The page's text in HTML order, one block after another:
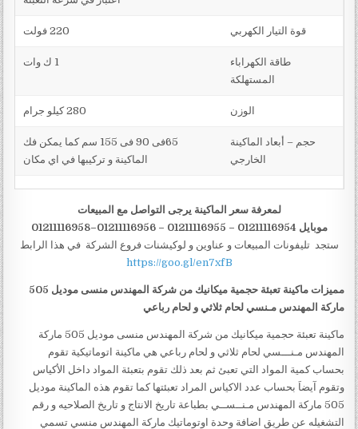
قوة التيار الكهربي
طاقة الكهراباء
المستهلكة
1 ك وات
الوزن 280 كيلو جرام
حجم – أبعاد الماكينة
الخارجي
65فى 90 فى 155 سم كما يمكن فك
الماكينة و تركيبها في اي مكان
لمعرفة سعر الماكينة يرجى التواصل مع المبيعات
موبايل 01211116954 – 01211116955 – 01211116956–01211116958
ستجد تليفونات المبيعات و عناوين و لوكيشنات فروع الشركة في هذا الرابط
https://goo.gl/en7xfB
مميزات ماكينة تعبئة حجمية ميكانيك من شركة المهندس منسى
موديل 505
ماركة المهندس مـنسي لحام ثلاثي و لحام رباعي
ماكينة تعبئة حجمية ميكانيك من شركة المهندس منسى موديل 505 ماركة
المهندس مـنـــسي لحام ثلاثي و لحام رباعي هي ماكينة اتوماتيكية تقوم
بحساب كمية المواد التي تعبئ ثم بعد ذلك تقوم بتعبئة المواد داخل الأكياس
وتقوم آيضاَ بحساب عدد الاكياس المراد تعبئتها كما تقوم هذه الماكينة موديل
505 ماركة المهندس مـنــســي بطباعة تاريخ الانتاج و تاريخ الصلاحيه و رقم
التشغيله عن طريق اضافة وحدة اوتوماتيك ماركة المهندس منسي تسمي